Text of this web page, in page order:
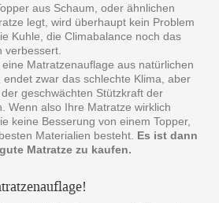
aus Schaum, oder ähnlichen
legt, wird überhaupt kein Problem
Kuhle, die Climabalance noch das
verbessert.
Matratzenauflage aus natürlichen
zwar das schlechte Klima, aber
geschwächten Stützkraft der
Wenn also Ihre Matratze wirklich
keine Besserung von einem Topper,
Materialien besteht. Es ist dann
Matratze zu kaufen.